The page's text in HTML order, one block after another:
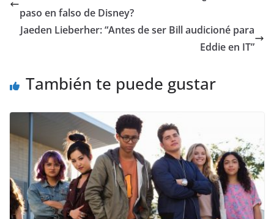
paso en falso de Disney?
Jaeden Lieberher: “Antes de ser Bill audicioné para
Eddie en IT”
También te puede gustar